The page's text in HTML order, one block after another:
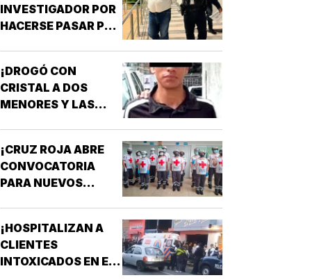
INVESTIGADOR POR
HACERSE PASAR POR
¡DROGÓ CON
CRISTAL A DOS
MENORES Y LAS
¡CRUZ ROJA ABRE
CONVOCATORIA
PARA NUEVOS
URGENCIAS
MÉDICAS!
¡HOSPITALIZAN A
CLIENTES
INTOXICADOS EN EL